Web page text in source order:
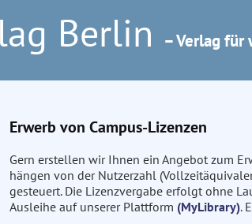
Berlin – Verlag
Erwerb von Campus-Lizenzen
Gern erstellen wir Ihnen ein Angebot zum
hängen von der Nutzerzahl
gesteuert. Die Lizenzvergabe erfolgt ohne
Ausleihe auf unserer Plattform (MyLibrary).